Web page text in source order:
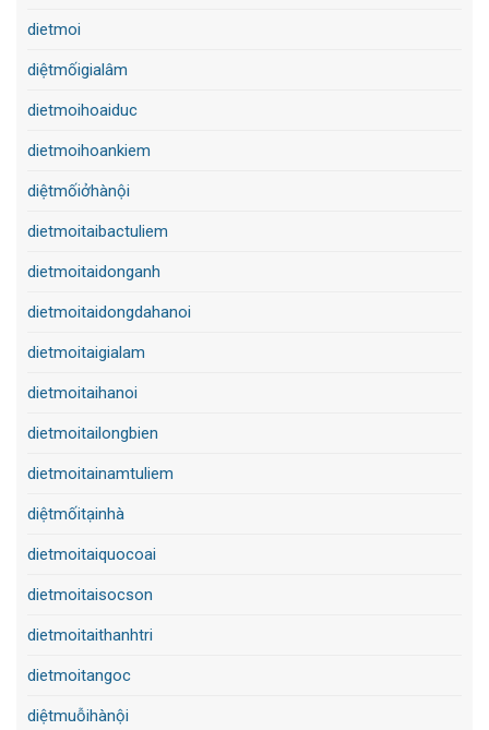
dietmoi
diệtmốigialâm
dietmoihoaiduc
dietmoihoankiem
diệtmốiởhànội
dietmoitaibactuliem
dietmoitaidonganh
dietmoitaidongdahanoi
dietmoitaigialam
dietmoitaihanoi
dietmoitailongbien
dietmoitainamtuliem
diệtmốitạinhà
dietmoitaiquocoai
dietmoitaisocson
dietmoitaithanhtri
dietmoitangoc
diệtmuỗihànội